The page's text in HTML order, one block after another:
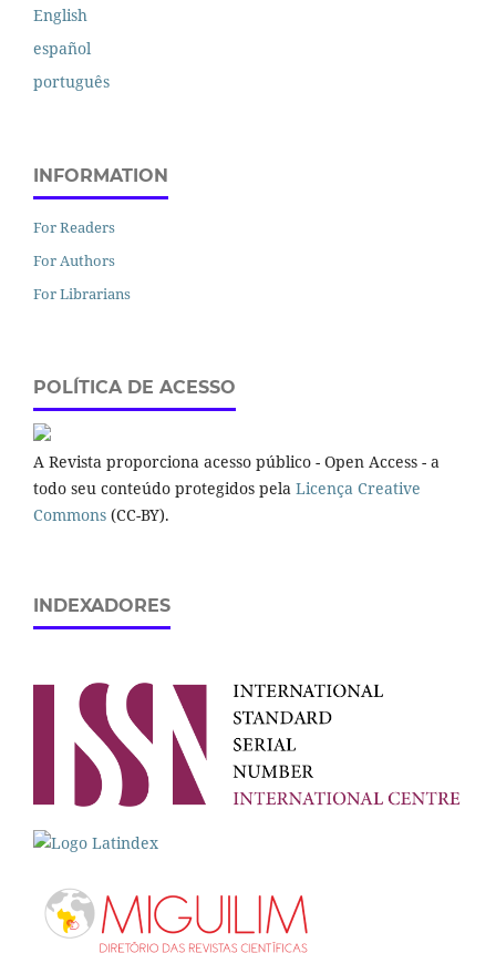
English
español
português
INFORMATION
For Readers
For Authors
For Librarians
POLÍTICA DE ACESSO
A Revista proporciona acesso público - Open Access - a
todo seu conteúdo protegidos pela Licença Creative
Commons (CC-BY).
INDEXADORES